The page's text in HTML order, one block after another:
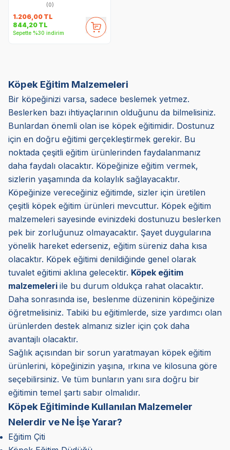
14x10x16cm
(0)
1.206,00 TL
844,20 TL
Sepette %30 indirim
Köpek Eğitim Malzemeleri
Bir köpeğinizi varsa, sadece beslemek yetmez.
Beslerken bazı ihtiyaçlarının olduğunu da bilmelisiniz.
Bunlardan önemli olan ise köpek eğitimidir. Dostunuz
için en doğru eğitimi gerçekleştirmek gerekir. Bu
noktada çeşitli eğitim ürünlerinden faydalanmanız
daha faydalı olacaktır. Köpeğinize eğitim vermek,
sizlerin yaşamında da kolaylık sağlayacaktır.
Köpeğinize vereceğiniz eğitimde, sizler için üretilen
çeşitli köpek eğitim ürünleri mevcuttur. Köpek eğitim
malzemeleri sayesinde evinizdeki dostunuzu beslerken
pek bir zorluğunuz olmayacaktır. Şayet duygularına
yönelik hareket ederseniz, eğitim süreniz daha kısa
olacaktır. Köpek eğitimi denildiğinde genel olarak
tuvalet eğitimi aklına gelecektir. Köpek eğitim
malzemeleri ile bu durum oldukça rahat olacaktır.
Daha sonrasında ise, beslenme düzeninin köpeğinize
öğretmelisiniz. Tabiki bu eğitimlerde, size yardımcı olan
ürünlerden destek almanız sizler için çok daha
avantajlı olacaktır.
Sağlık açısından bir sorun yaratmayan köpek eğitim
ürünlerini, köpeğinizin yaşına, ırkına ve kilosuna göre
seçebilirsiniz. Ve tüm bunların yanı sıra doğru bir
eğitimin temel şartı sabır olmalıdır.
Köpek Eğitiminde Kullanılan Malzemeler
Nelerdir ve Ne İşe Yarar?
Eğitim Çiti